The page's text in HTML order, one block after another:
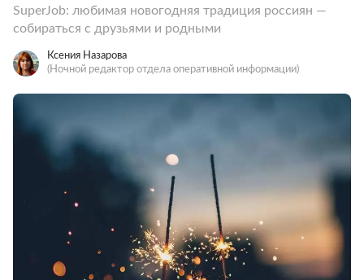
SuperJob: любимая новогодняя традиция россиян —
собираться с друзьями и родными
Ксения Назарова
(Ночной редактор отдела оперативной информации)